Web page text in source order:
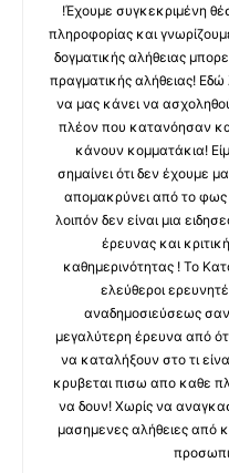
!Έχουμε συγκεκριμένη
πληροφορίας και
δογματικής αλήθειας
πραγματικής αλήθειας! Εδώ
να μας κάνει να
πλέον που κατανόησαν
κάνουν κομματάκια!
σημαίνει ότι δεν έχουμε
απομακρύνει από το φως
λοιπόν δεν είναι μια
έρευνας και
καθημερινότητας ! Το
ελεύθεροι
αναδημοσιεύσεως
μεγαλύτερη έρευνα από
να καταλήξουν στο τι
κρυβεται πισω απο καθε
να δουν! Χωρίς να
μασημενες αλήθειες από